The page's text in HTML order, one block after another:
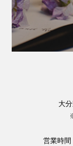
大
営業時間